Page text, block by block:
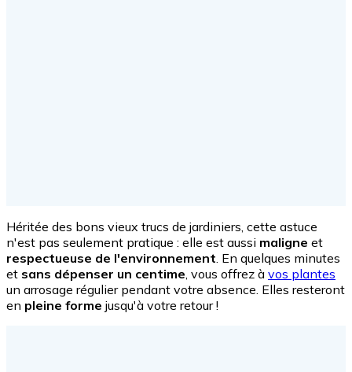
Héritée des bons vieux trucs de jardiniers, cette astuce
n'est pas seulement pratique : elle est aussi maligne et
respectueuse de l'environnement . En quelques minutes
et sans dépenser un centime , vous offrez à vos plantes
un arrosage régulier pendant votre absence. Elles resteront
en pleine forme jusqu'à votre retour !